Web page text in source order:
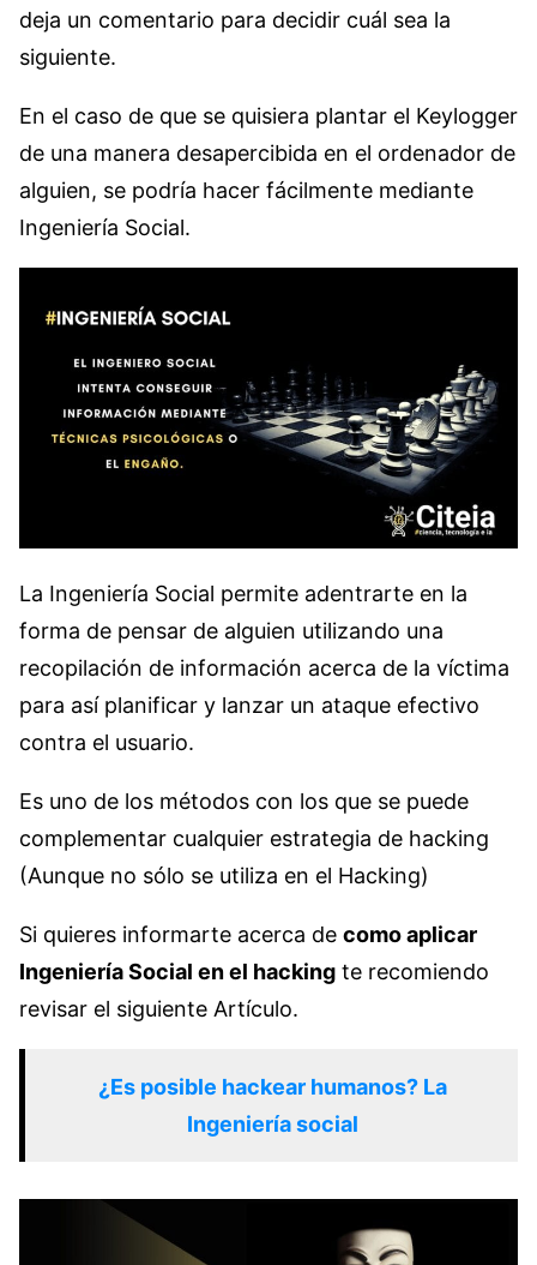
deja un comentario para decidir cuál sea la
siguiente.
En el caso de que se quisiera plantar el Keylogger
de una manera desapercibida en el ordenador de
alguien, se podría hacer fácilmente mediante
Ingeniería Social.
La Ingeniería Social permite adentrarte en la
forma de pensar de alguien utilizando una
recopilación de información acerca de la víctima
para así planificar y lanzar un ataque efectivo
contra el usuario.
Es uno de los métodos con los que se puede
complementar cualquier estrategia de hacking
(Aunque no sólo se utiliza en el Hacking)
Si quieres informarte acerca de como aplicar
Ingeniería Social en el hacking te recomiendo
revisar el siguiente Artículo.
¿Es posible hackear humanos? La
Ingeniería social